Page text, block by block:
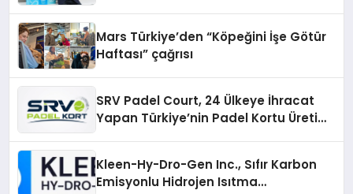
Mars Türkiye’den “Köpeğini İşe Götür
Haftası” çağrısı
SRV Padel Court, 24 Ülkeye İhracat
Yapan Türkiye’nin Padel Kortu Üretim
Kleen-Hy-Dro-Gen Inc., Sıfır Karbon
Emisyonlu Hidrojen Isıtma